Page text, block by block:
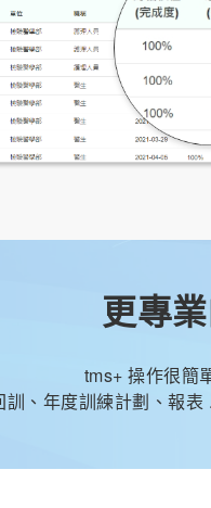
更專
tms+ 操作很簡
訓、年度訓練計劃、報